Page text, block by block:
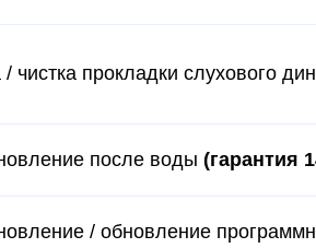
чистка прокладки слухового
после воды (гарантия
/ обновление